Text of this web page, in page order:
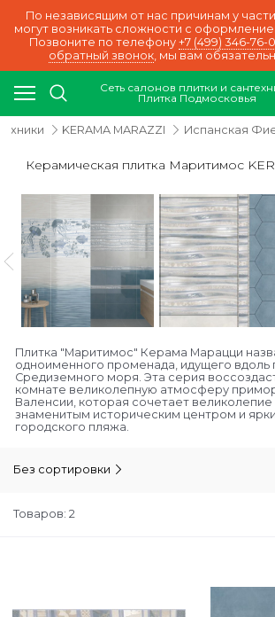
По независящим от нас причинам у
могут возникать сложности с
Позвоните по телефону +7 (499) 346-76-
обратный звонок, мы вам
Сеть салонов плитки и
Плитка Подмосковья
KERAMA MARAZZI Испанская
Керамическая плитка Маритимос
Плитка "Маритимос" Керама Марацци
одноименного променада, идущего
Средиземного моря. Эта серия
комнате великолепную атмосферу
Валенсии, которая сочетает великолепие
знаменитым историческим центром и
городского пляжа.
Без сортировки
Товаров: 2